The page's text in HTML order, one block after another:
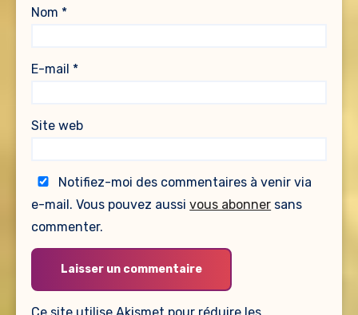
Nom *
E-mail *
Site web
Notifiez-moi des commentaires à venir via
e-mail. Vous pouvez aussivous abonner sans
commenter.